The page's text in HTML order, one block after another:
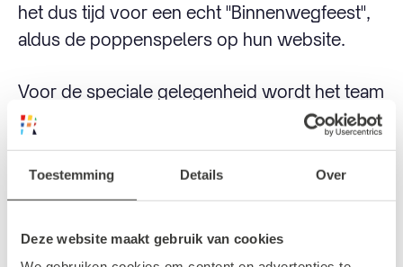
Toestemming Details Over
Deze website maakt gebruik van cookies
het dus tijd voor een echt ''Binnenwegfeest'',
aldus de poppenspelers op hun website.
Voor de speciale gelegenheid wordt het team
van Poppenkast Binnenwegplein zaterdag
vergezeld door een gast uit de hoofdstad:
Egon Adel. De poppenspeler van de Dam
komt zijn hilarische kunsten laten zien.
Er wordt drie uur lang non-stop gespeeld.